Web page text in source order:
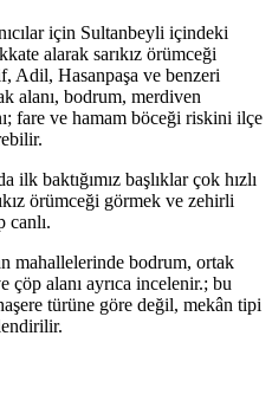
için Sultanbeyli içindeki
alarak sarıkız örümceği
Adil, Hasanpaşa ve benzeri
alanı, bodrum, merdiven
fare ve hamam böceği riskini ilçe
ilk baktığımız başlıklar çok hızlı
örümceği görmek ve zehirli
canlı.
mahallelerinde bodrum, ortak
çöp alanı ayrıca incelenir.; bu
türüne göre değil, mekân tipi